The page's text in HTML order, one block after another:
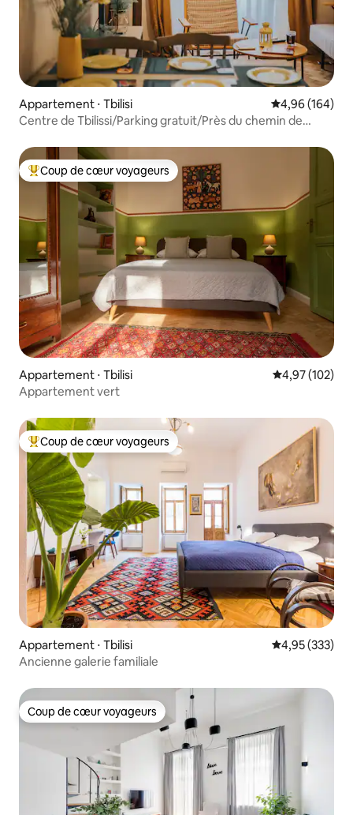
Appartement ⋅ Tbilisi Évaluation
4,96 (164)
Centre de Tbilissi/Parking gratuit/Près du chemin de
Coups de cœur voyageurs les plus appréciés
Coup de cœur voyageurs
Appartement ⋅ Tbilisi Évaluation
4,97 (102)
Appartement vert
Coups de cœur voyageurs les plus appréciés
Coup de cœur voyageurs
Appartement ⋅ Tbilisi Évaluation
4,95 (333)
Ancienne galerie familiale
Coup de cœur voyageurs
Coup de cœur voyageurs